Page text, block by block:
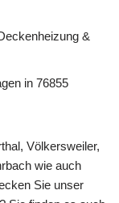
&
in 76855
Völkersweiler,
wie auch
Sie unser